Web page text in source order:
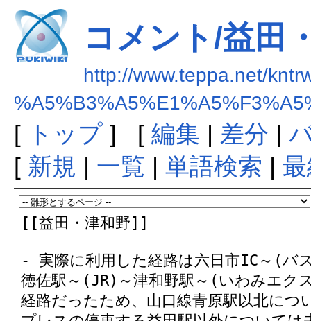
コメント/益田
http://www.teppa.net/
[ トップ] [ 編集 | 差分 |
[ 新規 | 一覧 | 単語検索 |